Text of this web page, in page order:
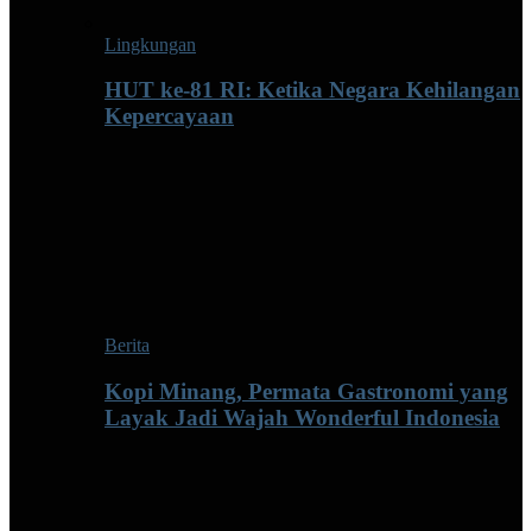
Lingkungan
HUT ke-81 RI: Ketika Negara Kehilangan
Kepercayaan
Berita
Kopi Minang, Permata Gastronomi yang
Layak Jadi Wajah Wonderful Indonesia